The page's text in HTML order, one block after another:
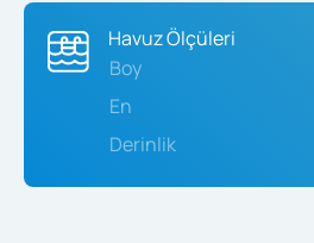
Havuz Ölçüleri
Boy
En
Derinlik